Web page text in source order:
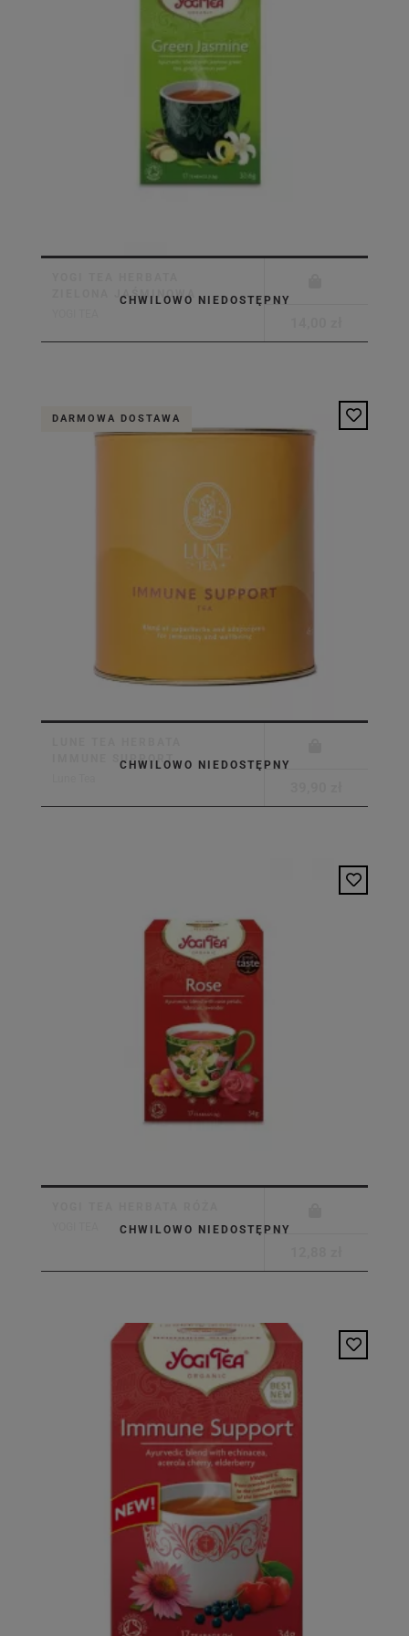
CHWILOWO NIEDOSTĘPNY
ZIELONA JAŚMINOWA
DARMOWA DOSTAWA
CHWILOWO NIEDOSTĘPNY
IMMUNE SUPPORT
CHWILOWO NIEDOSTĘPNY